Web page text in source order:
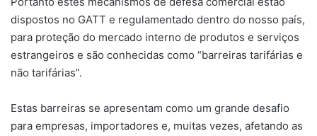
dispostos no GATT e regulamentado dentro do nosso país,
para proteção do mercado interno de produtos e serviços
estrangeiros e são conhecidas como “barreiras tarifárias e
não tarifárias”.
Estas barreiras se apresentam como um grande desafio
para empresas, importadores e, muitas vezes, afetando as